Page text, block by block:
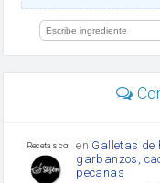
limón
Recetas con sazon
en Galletas de
garbanzos,
pecanas